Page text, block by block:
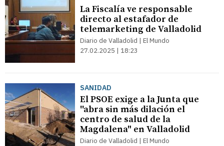
La Fiscalía ve responsable
directo al estafador de
telemarketing de Valladolid
Diario de Valladolid | El Mundo
27.02.2025 | 18:23
SANIDAD
El PSOE exige a la Junta que
''abra sin más dilación el
centro de salud de la
Magdalena" en Valladolid
Diario de Valladolid | El Mundo